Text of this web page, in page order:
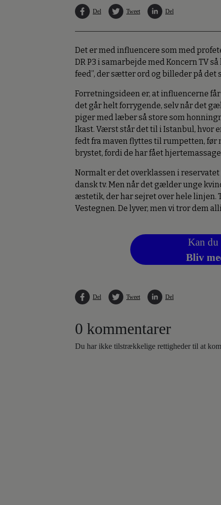
Del Tweet Del
Det er med influencere som med
DR P3 i samarbejde med Koncern TV
feed”, der sætter ord og billeder på det
Forretningsideen er, at influencerne
det går helt forrygende, selv når det
piger med læber så store som
Ikast. Værst står det til i Istanbul, hvor
fedt fra maven flyttes til rumpetten, før
brystet, fordi de har fået
Normalt er det overklassen i
dansk tv. Men når det gælder unge
æstetik, der har sejret over hele linjen.
Vestegnen. De lyver, men vi tror dem
Kan du
Bliv
Del Tweet Del
0 kommentarer
Du har ikke tilstrækkelige rettigheder til at